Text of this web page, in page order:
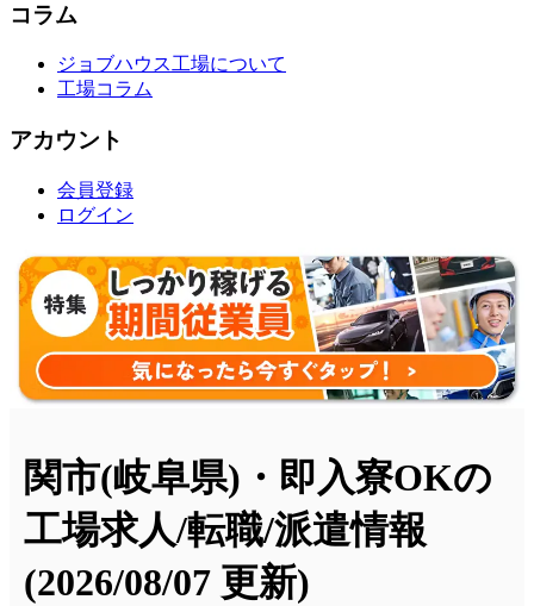
コラム
ジョブハウス工場について
工場コラム
アカウント
会員登録
ログイン
関市(岐阜県)・即入寮OKの
工場求人/転職/派遣情報
(2026/08/07 更新)